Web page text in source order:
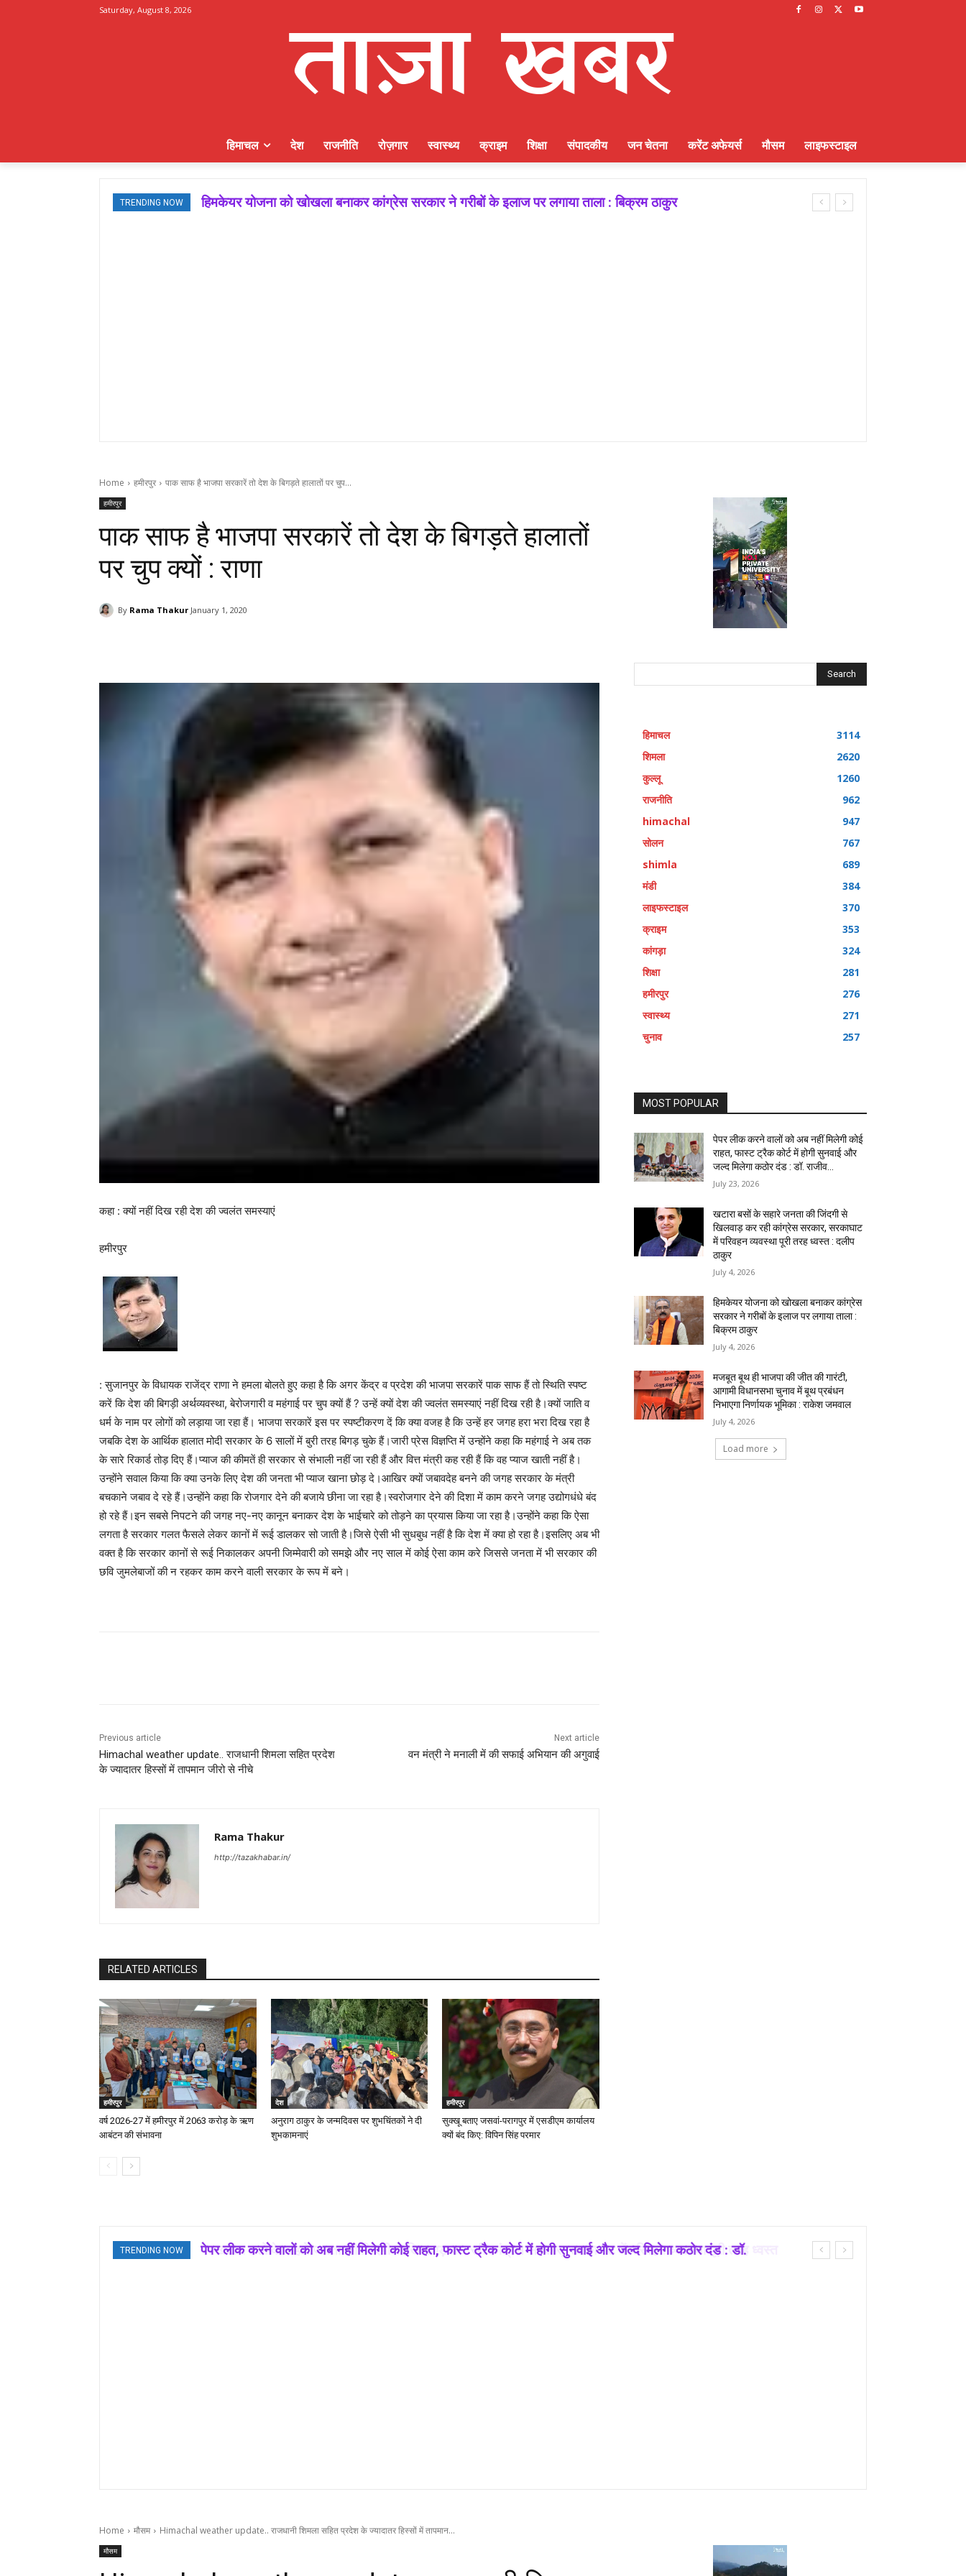
Saturday, August 8, 2026
हिमाचल देश राजनीति रोज़गार स्वास्थ्य क्राइम शिक्षा संपादकीय जन चेतना करेंट अफेयर्स मौसम लाइफस्टाइल
TRENDING NOW हिमकेयर योजना को खोखला बनाकर कांग्रेस सरकार ने गरीबों के इलाज पर लगाया ताला : बिक्रम ठाकुर
Home हमीरपुर पाक साफ है भाजपा सरकारें तो देश के बिगड़ते हालातों पर चुप...
हमीरपुर
पाक साफ है भाजपा सरकारें तो देश के बिगड़ते हालातों
पर चुप क्यों : राणा
By Rama Thakur January 1, 2020
कहा : क्यों नहीं दिख रही देश की ज्वलंत समस्याएं
हमीरपुर
: सुजानपुर के विधायक राजेंद्र राणा ने हमला बोलते हुए कहा है कि अगर केंद्र व प्रदेश की भाजपा सरकारें पाक साफ हैं तो स्थिति स्पष्ट
करें कि देश की बिगड़ी अर्थव्यवस्था, बेरोजगारी व महंगाई पर चुप क्यों हैं ? उन्हें क्यों देश की ज्वलंत समस्याएं नहीं दिख रही है।क्यों जाति व
धर्म के नाम पर लोगों को लड़ाया जा रहा हैं। भाजपा सरकारें इस पर स्पष्टीकरण दें कि क्या वजह है कि उन्हें हर जगह हरा भरा दिख रहा है
जबकि देश के आर्थिक हालात मोदी सरकार के 6 सालों में बुरी तरह बिगड़ चुके हैं।जारी प्रेस विज्ञप्ति में उन्होंने कहा कि महंगाई ने अब तक
के सारे रिकार्ड तोड़ दिए हैं।प्याज की कीमतें ही सरकार से संभाली नहीं जा रही हैं और वित्त मंत्री कह रही हैं कि वह प्याज खाती नहीं है।
उन्होंने सवाल किया कि क्या उनके लिए देश की जनता भी प्याज खाना छोड़ दे।आखिर क्यों जबावदेह बनने की जगह सरकार के मंत्री
बचकाने जबाव दे रहे हैं।उन्होंने कहा कि रोजगार देने की बजाये छीना जा रहा है।स्वरोजगार देने की दिशा में काम करने जगह उद्योगधंधे बंद
हो रहे हैं।इन सबसे निपटने की जगह नए-नए कानून बनाकर देश के भाईचारे को तोड़ने का प्रयास किया जा रहा है।उन्होंने कहा कि ऐसा
लगता है सरकार गलत फैसले लेकर कानों में रूई डालकर सो जाती है।जिसे ऐसी भी सुधबुध नहीं है कि देश में क्या हो रहा है।इसलिए अब भी
वक्त है कि सरकार कानों से रूई निकालकर अपनी जिम्मेवारी को समझे और नए साल में कोई ऐसा काम करे जिससे जनता में भी सरकार की
छवि जुमलेबाजों की न रहकर काम करने वाली सरकार के रूप में बने।
Previous article
Himachal weather update.. राजधानी शिमला सहित प्रदेश
के ज्यादातर हिस्सों में तापमान जीरो से नीचे
Next article
वन मंत्री ने मनाली में की सफाई अभियान की अगुवाई
Rama Thakur
http://tazakhabar.in/
RELATED ARTICLES
हमीरपुर
वर्ष 2026-27 में हमीरपुर में 2063 करोड़ के ऋण
आबंटन की संभावना
देश
अनुराग ठाकुर के जन्मदिवस पर शुभचिंतकों ने दी
शुभकामनाएं
हमीरपुर
सुक्खू बताए जसवां-परागपुर में एसडीएम कार्यालय
क्यों बंद किए: विपिन सिंह परमार
Search
हिमाचल
3114
शिमला
2620
कुल्लू
1260
राजनीति
962
himachal
947
सोलन
767
shimla
689
मंडी
384
लाइफस्टाइल
370
क्राइम
353
कांगड़ा
324
शिक्षा
281
हमीरपुर
276
स्वास्थ्य
271
चुनाव
257
MOST POPULAR
पेपर लीक करने वालों को अब नहीं मिलेगी कोई
राहत, फास्ट ट्रैक कोर्ट में होगी सुनवाई और
जल्द मिलेगा कठोर दंड : डॉ. राजीव...
July 23, 2026
खटारा बसों के सहारे जनता की जिंदगी से
खिलवाड़ कर रही कांग्रेस सरकार, सरकाघाट
में परिवहन व्यवस्था पूरी तरह ध्वस्त : दलीप
ठाकुर
July 4, 2026
हिमकेयर योजना को खोखला बनाकर कांग्रेस
सरकार ने गरीबों के इलाज पर लगाया ताला :
बिक्रम ठाकुर
July 4, 2026
मजबूत बूथ ही भाजपा की जीत की गारंटी,
आगामी विधानसभा चुनाव में बूथ प्रबंधन
निभाएगा निर्णायक भूमिका : राकेश जमवाल
July 4, 2026
Load more